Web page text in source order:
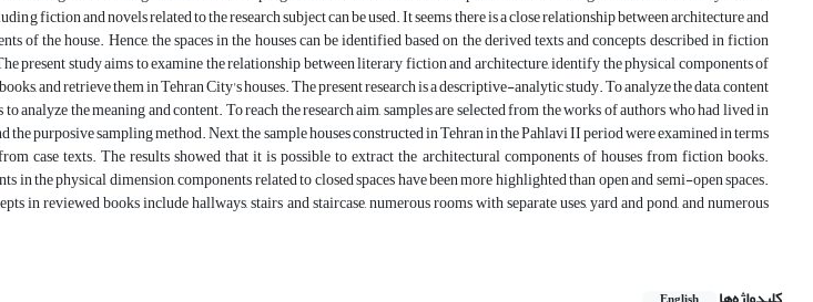
fiction and novels related to the research subject can be used. It seems there is a close relationship between architecture and
of the house. Hence, the spaces in the houses can be identified based on the derived texts and concepts described in fiction
present study aims to examine the relationship between literary fiction and architecture, identify the physical components of
and retrieve them in Tehran City's houses. The present research is a descriptive-analytic study. To analyze the data, content
analyze the meaning and content. To reach the research aim, samples are selected from the works of authors who had lived in
purposive sampling method. Next, the sample houses constructed in Tehran in the Pahlavi II period were examined in terms
case texts. The results showed that it is possible to extract the architectural components of houses from fiction books.
the physical dimension, components related to closed spaces have been more highlighted than open and semi-open spaces.
in reviewed books include hallways, stairs and staircase, numerous rooms with separate uses, yard and pond, and numerous